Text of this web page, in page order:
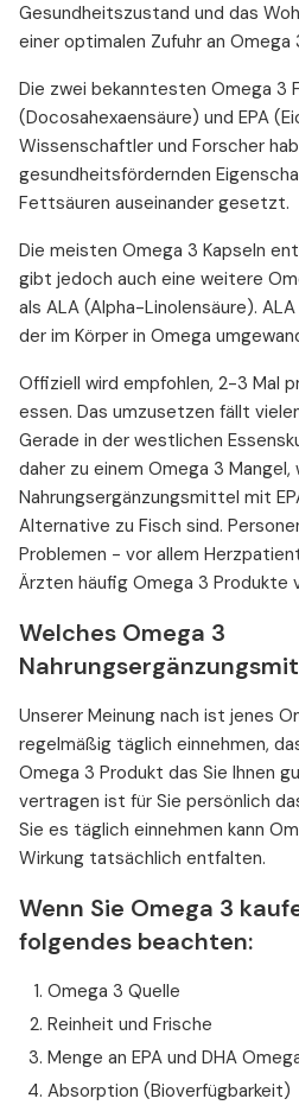
Gesundheitszustand und das
einer optimalen Zufuhr an Omega
Die zwei bekanntesten Omega 3
(Docosahexaensäure) und EPA
Wissenschaftler und Forscher
gesundheitsfördernden
Fettsäuren auseinander gesetzt.
Die meisten Omega 3 Kapseln
gibt jedoch auch eine weitere
als ALA (Alpha-Linolensäure).
der im Körper in Omega
Offiziell wird empfohlen, 2-3 Mal
essen. Das umzusetzen fällt
Gerade in der westlichen
daher zu einem Omega 3 Mangel,
Nahrungsergänzungsmittel mit
Alternative zu Fisch sind.
Problemen - vor allem
Ärzten häufig Omega 3 Produkte
Welches Omega 3
Unserer Meinung nach ist jenes
regelmäßig täglich einnehmen,
Omega 3 Produkt das Sie Ihnen
vertragen ist für Sie persönlich
Sie es täglich einnehmen kann
Wirkung tatsächlich entfalten.
Wenn Sie Omega 3
folgendes beachten:
Omega 3 Quelle
Reinheit und Frische
Menge an EPA und DHA
Absorption (Bioverfügbarkeit)